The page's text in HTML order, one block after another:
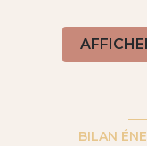
exposée sud
WAH au 04 67
BILAN